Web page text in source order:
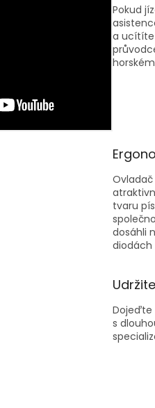
Pokud
a ucítíte
tvaru
dosáhli
diodách
Dojeďte
s